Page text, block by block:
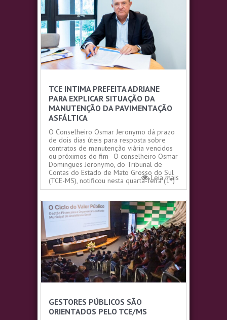
TCE INTIMA PREFEITA ADRIANE
PARA EXPLICAR SITUAÇÃO DA
MANUTENÇÃO DA PAVIMENTAÇÃO
ASFÁLTICA
O Conselheiro Osmar Jeronymo dá prazo
de dois dias úteis para resposta sobre
contratos de manutenção viária vencidos
ou próximos do fim_ O conselheiro Osmar
Domingues Jeronymo, do Tribunal de
Contas do Estado de Mato Grosso do Sul
(TCE-MS), notificou nesta quarta-feira (1º)
a prefeita de...
Leia mais
GESTORES PÚBLICOS SÃO
ORIENTADOS PELO TCE/MS